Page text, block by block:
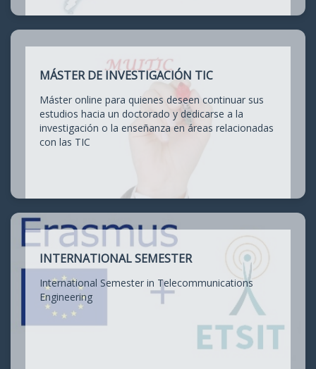
MÁSTER DE INVESTIGACIÓN TIC
Máster online para quienes deseen continuar sus
estudios hacia un doctorado y dedicarse a la
investigación o la enseñanza en áreas relacionadas
con las TIC
INTERNATIONAL SEMESTER
International Semester in Telecommunications
Engineering